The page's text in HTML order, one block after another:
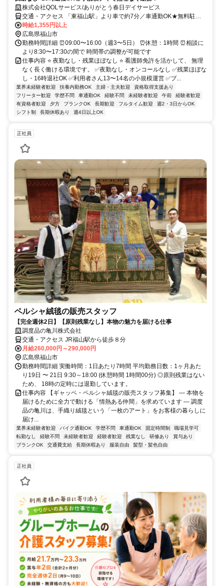
株式会社QOLサービス/ありがとう春日デイサービス
交通・アクセス 「東福山駅」より車で約7分／車通勤OK★無料駐車
場あり
時給1,355円以上
広島県福山市
勤務時間詳細 ⏰09:00〜16:00（週3〜5日） ⏰休憩：1時間 ⏰相談に
より8:30〜17:30の間で 時間帯の調整が可能です
仕事内容 ⭐ 夜勤なし・残業ほぼなし ⭐ 看護師免許を活かして、 無理
なく長く働ける環境です。 ✅夜勤なし・オンコールなし ✅残業ほぼな
し・16時退社OK ✅利用者さん13〜14名の小規模運営 ✅ブ...
業界未経験者歓迎 扶養内勤務OK 主婦・主夫歓迎
資格取得支援あり
フリーター歓迎
学歴不問 車通勤OK 経験不問 未経験者歓迎 午前
経験者歓迎
有資格者歓迎
夕方 ブランクOK 長期歓迎 フルタイム歓迎
週2・3日からOK
シフト制
長期休暇あり 週4日以上OK
正社員
ペルシャ絨毯の販売スタッフ
【完全週休2日】【原則残業なし】本物の魅力を届ける仕事
調度品の亀川株式会社
交通・アクセス JR福山駅から徒歩８分
月給260,000円～290,000円
広島県福山市
勤務時間詳細 実働時間：1日あたり7時間 平均勤務日数：1ヶ月あた
り19日 〜 21日 9:30～18:00 (休憩時間 1時間00分) ◎原則残業はない
ため、 18時の定時には退勤しています。
仕事内容 【ギャッベ・ペルシャ絨毯の販売スタッフ募集】 ― 本物を
届けるために全力で動ける「情熱ある仲間」を求めています ― 調度
品の亀川は、手織り絨毯という「一枚のアート」をお客様の暮らしに
届け...
業界未経験者歓迎 バイク通勤OK 学歴不問 車通勤OK 固定時間制
職場見学可
転勤なし
経験不問 未経験者歓迎 経験者歓迎 残業なし 研修あり
賞与あり
ブランクOK
交通費支給 長期休暇あり 服装自由 髪型・髪色自由
正社員